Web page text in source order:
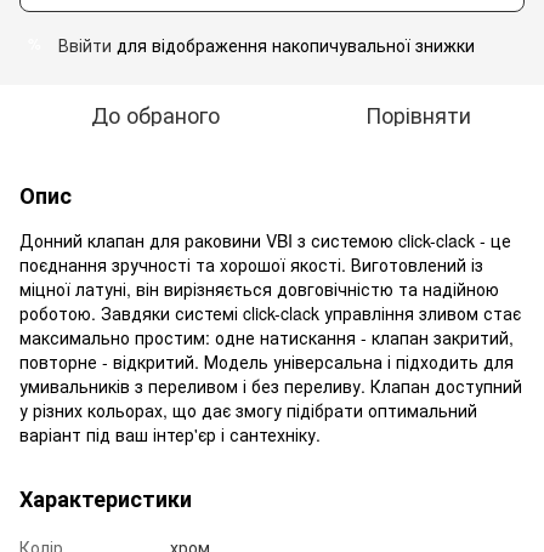
Ввійти для відображення накопичувальної знижки
До обраного Порівняти
Опис
Донний клапан для раковини VBI з системою click-clack - це
поєднання зручності та хорошої якості. Виготовлений із
міцної латуні, він вирізняється довговічністю та надійною
роботою. Завдяки системі click-clack управління зливом стає
максимально простим: одне натискання - клапан закритий,
повторне - відкритий. Модель універсальна і підходить для
умивальників з переливом і без переливу. Клапан доступний
у різних кольорах, що дає змогу підібрати оптимальний
варіант під ваш інтер'єр і сантехніку.
Характеристики
Колір
хром